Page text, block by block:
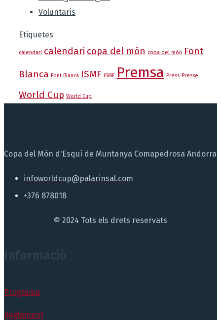
Voluntaris
Etiquetes
calendari calendari copa del món copa del món Font
Blanca Font Blanca ISMF ISMF Premsa Press Presse
World Cup World Cup
Copa del Món d'Esquí de Muntanya Comapedrosa Andorra
infoworldcup@palarinsal.com
+376 878018
© 2024 Tots els drets reservats
Programa
Reglament